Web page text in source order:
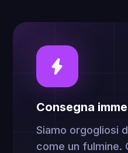
Consegna
Siamo orgogliosi
come un fulmine.